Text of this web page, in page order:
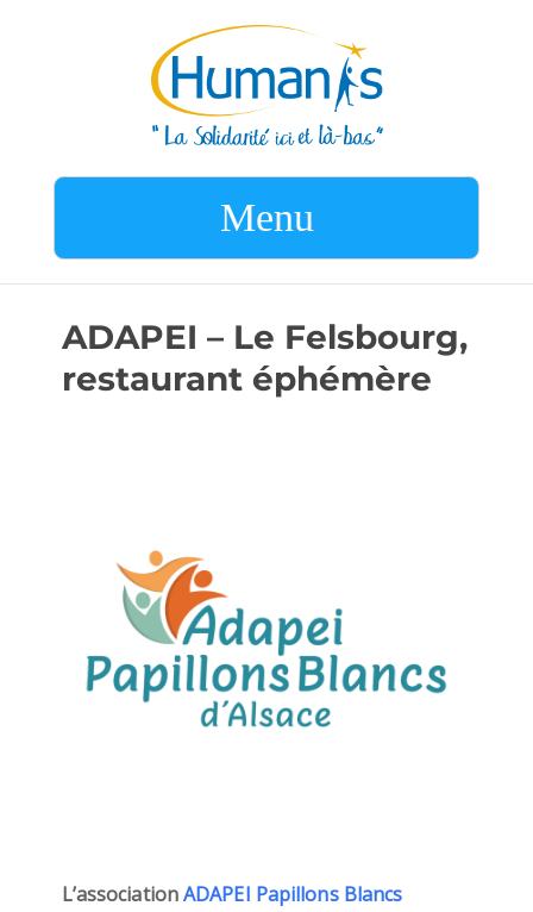
Menu
ADAPEI – Le Felsbourg,
restaurant éphémère
L’associationADAPEI Papillons Blancs